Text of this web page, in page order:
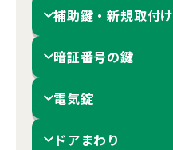
補助鍵・新規取付け
暗証番号の鍵
電気錠
ドアまわり